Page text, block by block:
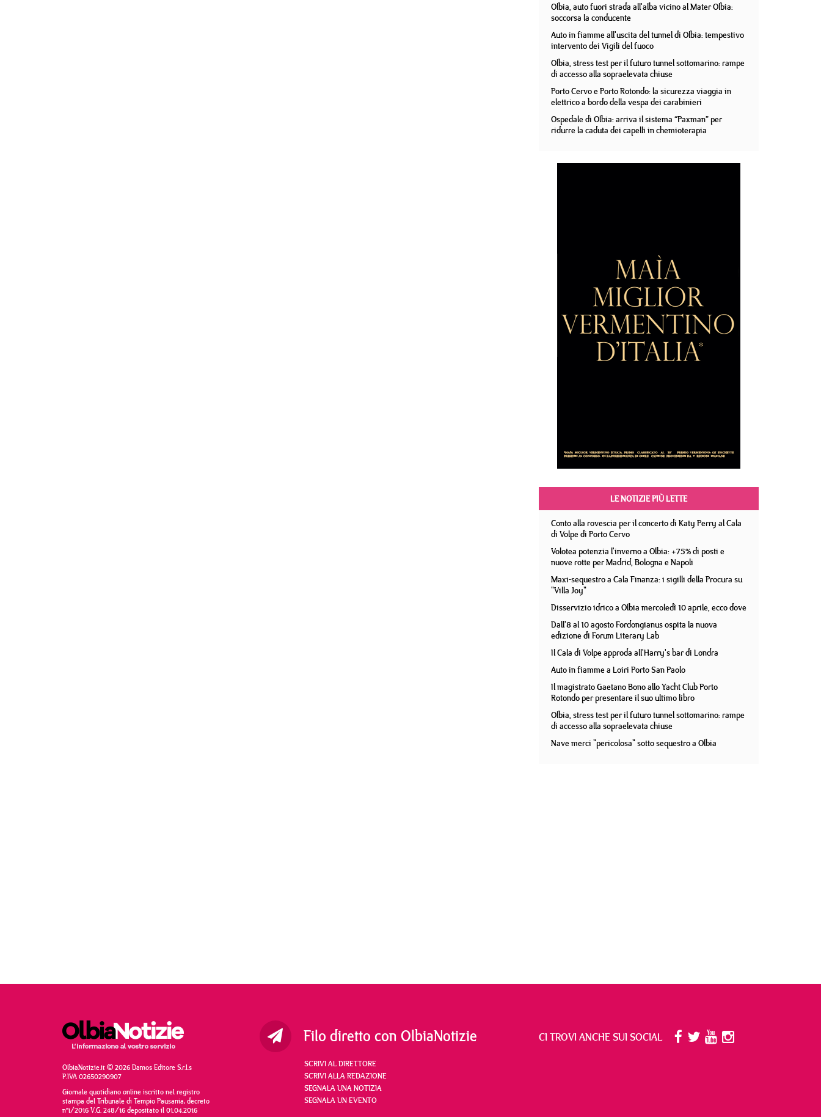
Olbia, auto fuori strada all'alba vicino al Mater Olbia:
soccorsa la conducente
Auto in fiamme all'uscita del tunnel di Olbia: tempestivo
intervento dei Vigili del fuoco
Olbia, stress test per il futuro tunnel sottomarino: rampe
di accesso alla sopraelevata chiuse
Porto Cervo e Porto Rotondo: la sicurezza viaggia in
elettrico a bordo della vespa dei carabinieri
Ospedale di Olbia: arriva il sistema “Paxman” per
ridurre la caduta dei capelli in chemioterapia
LE NOTIZIE PIÙ LETTE
Conto alla rovescia per il concerto di Katy Perry al Cala
di Volpe di Porto Cervo
Volotea potenzia l'inverno a Olbia: +75% di posti e
nuove rotte per Madrid, Bologna e Napoli
Maxi-sequestro a Cala Finanza: i sigilli della Procura su
"Villa Joy"
Disservizio idrico a Olbia mercoledì 10 aprile, ecco dove
Dall'8 al 10 agosto Fordongianus ospita la nuova
edizione di Forum Literary Lab
Il Cala di Volpe approda all'Harry's bar di Londra
Auto in fiamme a Loiri Porto San Paolo
Il magistrato Gaetano Bono allo Yacht Club Porto
Rotondo per presentare il suo ultimo libro
Olbia, stress test per il futuro tunnel sottomarino: rampe
di accesso alla sopraelevata chiuse
Nave merci "pericolosa" sotto sequestro a Olbia
OlbiaNotizie.it © 2026 Damos Editore S.r.l.s
P.IVA 02650290907
Giornale quotidiano online iscritto nel registro
stampa del Tribunale di Tempio Pausania, decreto
n°1/2016 V.G. 248/16 depositato il 01.04.2016
Filo diretto con OlbiaNotizie
SCRIVI AL DIRETTORE
SCRIVI ALLA REDAZIONE
SEGNALA UNA NOTIZIA
SEGNALA UN EVENTO
CI TROVI ANCHE SUI SOCIAL